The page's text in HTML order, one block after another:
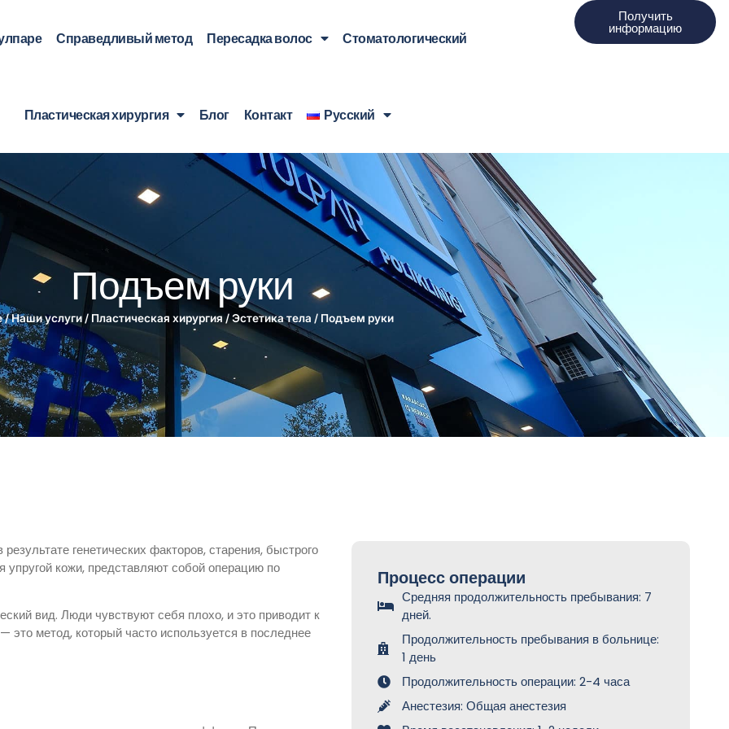
Справедливый метод Пересадка волос Стоматологический
Пластическая хирургия Блог Контакт Русский
Получить
информацию
Подъем руки
/Наши услуги/ Пластическая хирургия /Эстетика тела / Подъем руки
Процесс операции
Средняя продолжительность пребывания: 7
дней.
Продолжительность пребывания в больнице:
1 день
Продолжительность операции: 2-4 часа
Анестезия: Общая анестезия
генетических факторов, старения, быстрого
упругой кожи, представляют собой операцию по
вид. Люди чувствуют себя плохо, и это приводит к
это метод, который часто используется в последнее